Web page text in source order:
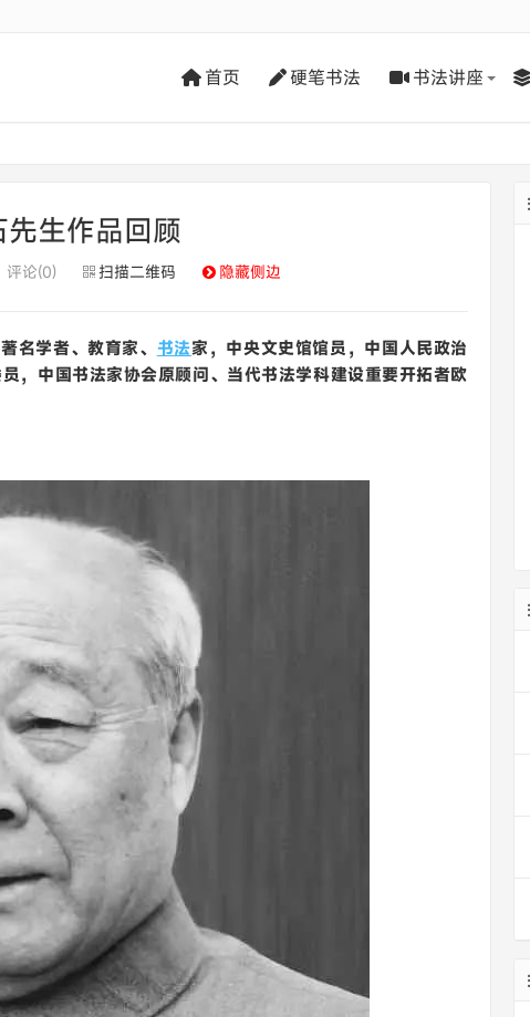
首页 硬笔书法 书法讲座
生作品回顾
评论(0) 扫描二维码 隐藏侧边
名学者、教育家、 书法家，中央文史馆馆员，中国人民政治
，中国书法家协会原顾问、当代书法学科建设重要开拓者欧